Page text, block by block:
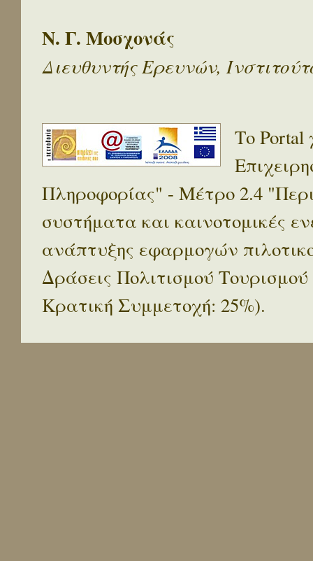
Ν. Γ. Μοσχονάς
Διευθυντής Ερευνών,
Το Portal
Πληροφορίας" - Μέτρο 2.4
συστήματα και καινοτομικές
ανάπτυξης εφαρμογών
Δράσεις Πολιτισμού
Κρατική Συμμετοχή: 25%).